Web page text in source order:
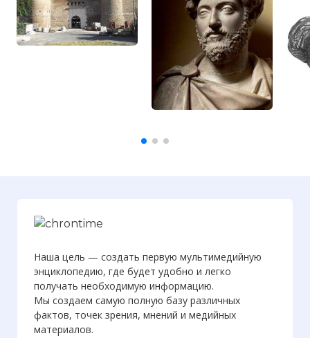
Наша цель — создать первую мультимедийную
энциклопедию, где будет удобно и легко
получать необходимую информацию.
Мы создаем самую полную базу различных
фактов, точек зрения, мнений и медийных
материалов.